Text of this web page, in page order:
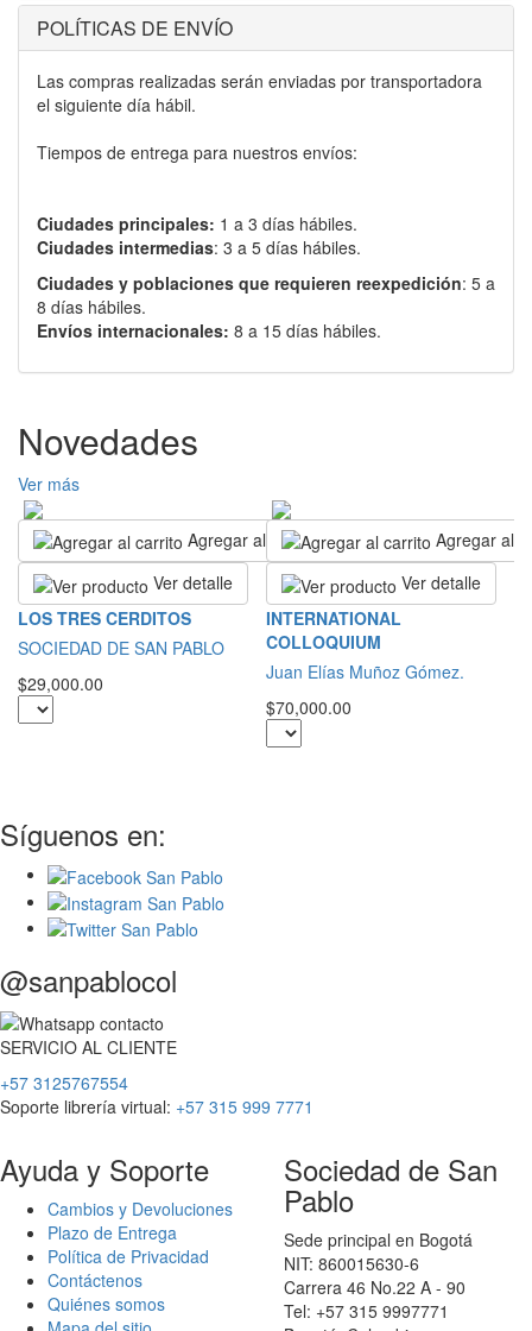
POLÍTICAS DE ENVÍO
Las compras realizadas serán enviadas por transportadora
el siguiente día hábil.
Tiempos de entrega para nuestros envíos:
Ciudades principales: 1 a 3 días hábiles.
Ciudades intermedias: 3 a 5 días hábiles.
Ciudades y poblaciones que requieren reexpedición: 5 a
8 días hábiles.
Envíos internacionales: 8 a 15 días hábiles.
Novedades
Ver más
Agregar al carrito
Ver detalle
LOS TRES CERDITOS
SOCIEDAD DE SAN PABLO
$29,000.00
Agregar al
Ver detalle
INTERNATIONAL
COLLOQUIUM
Juan Elías Muñoz Gómez.
$70,000.00
Síguenos en:
@sanpablocol
SERVICIO AL CLIENTE
+57 3125767554
Soporte librería virtual: +57 315 999 7771
Ayuda y Soporte
Cambios y Devoluciones
Plazo de Entrega
Política de Privacidad
Contáctenos
Quiénes somos
Sociedad de San
Pablo
Sede principal en Bogotá
NIT: 860015630-6
Carrera 46 No.22 A - 90
Tel: +57 315 9997771